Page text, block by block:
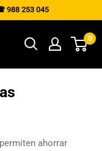
988 253 045
0
ahorrar